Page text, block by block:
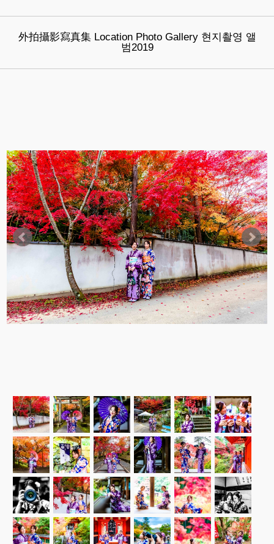
外拍攝影寫真集 Location Photo Gallery 현지촬영 앨
범2019